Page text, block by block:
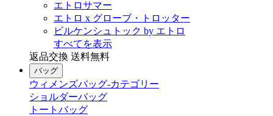
エトロサマー
エトロ x グローブ・トロッター
ビルケンシュトック by エトロ
すべてを表示
返品交換 送料無料
バッグ
ウィメンズバッグ-カテゴリー
ショルダーバッグ
トートバッグ